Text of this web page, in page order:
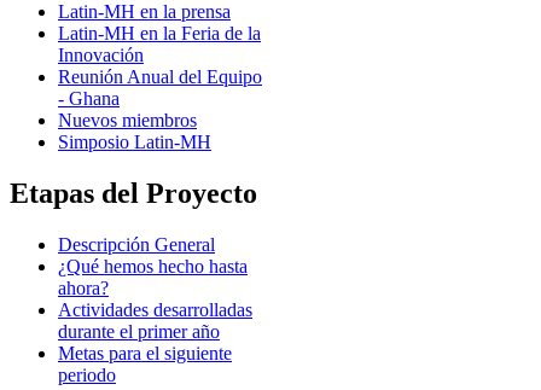
Latin-MH en la prensa
Latin-MH en la Feria de la
Innovación
Reunión Anual del Equipo
- Ghana
Nuevos miembros
Simposio Latin-MH
Etapas del Proyecto
Descripción General
¿Qué hemos hecho hasta
ahora?
Actividades desarrolladas
durante el primer año
Metas para el siguiente
periodo